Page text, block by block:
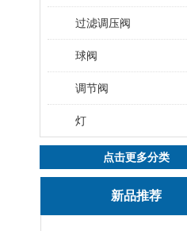
过滤调压阀
球阀
调节阀
灯
点击更多分类
新品推荐